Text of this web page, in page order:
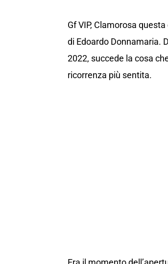
Gf VIP, Clamorosa
di Edoardo Donnamaria.
2022, succede la cosa
ricorrenza più sentita.